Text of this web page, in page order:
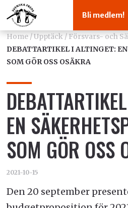
Bli medlem!
Home/Upptäck/Försvars- och
DEBATTARTIKEL I ALTINGET:
SOM GÖR OSS OSÄKRA
EN
SOM GÖR OSS
2021-10-15
Den 20 september